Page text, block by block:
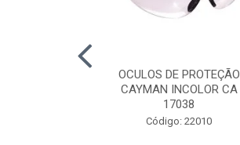
OCULOS DE PROTEÇÃO
CAYMAN INCOLOR CA
17038
Código: 22010